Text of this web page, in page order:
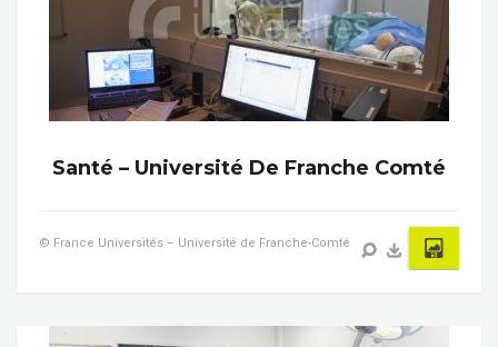
Santé – Université De Franche Comté
© France Universités – Université de Franche-Comté